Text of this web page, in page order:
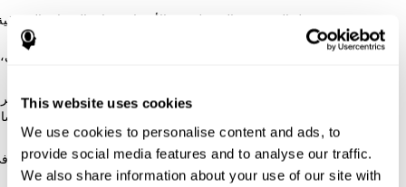
This website uses cookies
We use cookies to personalise content and ads, to
provide social media features and to analyse our traffic.
We also share information about your use of our site with
تسهيل الشيخوخة النشيطة عند الأصحاء بصيانة القدرات
إبقاء النشاط المعرفي هو أحد النصائح الأساسية لتعزيز الصحة
العقلية، مع ممارسة الرياضة البدنية، ونظام غذائية متنوع صحي،
وقاية التدهوّر المعرفي أو الاضطرابات المعرفية المتعلّقة
وإن لم يكن التدهوّر المعرفي عاقبة الشيخوخة، إنّ تخفيض
المعرفية قد يسهّل اضطرابات القدرات المعرفية عند البالغ.
تقوية الحالة المعرفية عند الناس الذين يعانون بعض مرض
لا توجد شفاء للأمراض التنكسية العصبية، مثل باركنسون أو